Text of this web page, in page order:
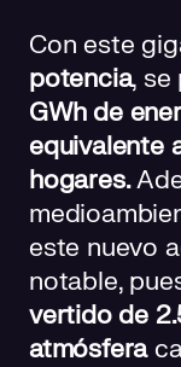
Con este
potencia, se
GWh de
equivalente
hogares.
este nuevo
notable,
vertido de
atmósfera